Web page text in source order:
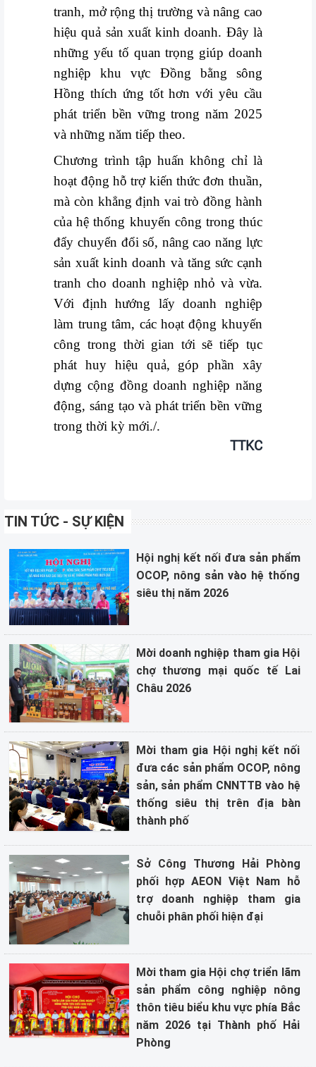
tranh, mở rộng thị trường và nâng cao
hiệu quả sản xuất kinh doanh. Đây là
những yếu tố quan trọng giúp doanh
nghiệp khu vực Đồng bằng sông
Hồng thích ứng tốt hơn với yêu cầu
phát triển bền vững trong năm 2025
và những năm tiếp theo.
Chương trình tập huấn không chỉ là
hoạt động hỗ trợ kiến thức đơn thuần,
mà còn khẳng định vai trò đồng hành
của hệ thống khuyến công trong thúc
đẩy chuyển đổi số, nâng cao năng lực
sản xuất kinh doanh và tăng sức cạnh
tranh cho doanh nghiệp nhỏ và vừa.
Với định hướng lấy doanh nghiệp
làm trung tâm, các hoạt động khuyến
công trong thời gian tới sẽ tiếp tục
phát huy hiệu quả, góp phần xây
dựng cộng đồng doanh nghiệp năng
động, sáng tạo và phát triển bền vững
trong thời kỳ mới./.
TTKC
TIN TỨC - SỰ KIỆN
Hội nghị kết nối đưa sản phẩm
OCOP, nông sản vào hệ thống
siêu thị năm 2026
Mời doanh nghiệp tham gia Hội
chợ thương mại quốc tế Lai
Châu 2026
Mời tham gia Hội nghị kết nối
đưa các sản phẩm OCOP, nông
sản, sản phẩm CNNTTB vào hệ
thống siêu thị trên địa bàn
thành phố
Sở Công Thương Hải Phòng
phối hợp AEON Việt Nam hỗ
trợ doanh nghiệp tham gia
chuỗi phân phối hiện đại
Mời tham gia Hội chợ triển lãm
sản phẩm công nghiệp nông
thôn tiêu biểu khu vực phía Bắc
năm 2026 tại Thành phố Hải
Phòng